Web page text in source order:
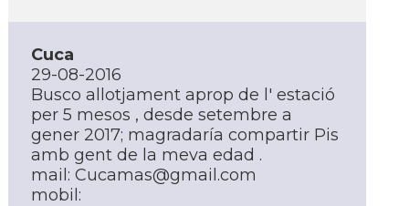
Cuca
29-08-2016
Busco allotjament aprop de l' estació
per 5 mesos , desde setembre a
gener 2017; magradarí­a compartir Pis
amb gent de la meva edad .
mail: Cucamas@gmail.com
mobil: